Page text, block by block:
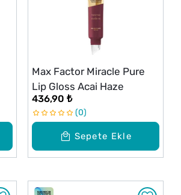
Sepete Ekle
Max Factor Miracle Pure
Lip Gloss Acai Haze
436,90 ₺
0